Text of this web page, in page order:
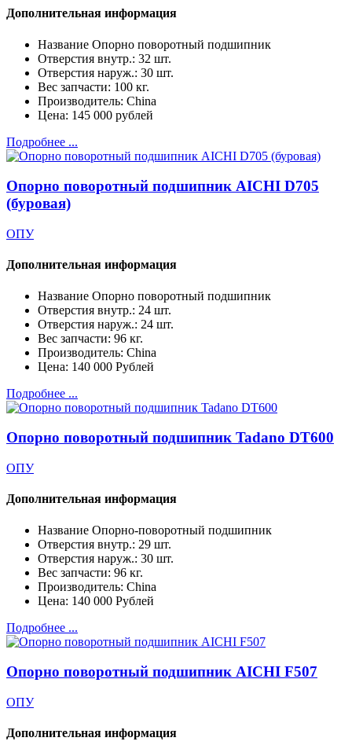
Дополнительная информация
Название Опорно поворотный подшипник
Отверстия внутр.: 32 шт.
Отверстия наруж.: 30 шт.
Вес запчасти: 100 кг.
Производитель: China
Цена: 145 000 рублей
Подробнее ...
Опорно поворотный подшипник AICHI D705
(буровая)
ОПУ
Дополнительная информация
Название Опорно поворотный подшипник
Отверстия внутр.: 24 шт.
Отверстия наруж.: 24 шт.
Вес запчасти: 96 кг.
Производитель: China
Цена: 140 000 Рублей
Подробнее ...
Опорно поворотный подшипник Tadano DT600
ОПУ
Дополнительная информация
Название Опорно-поворотный подшипник
Отверстия внутр.: 29 шт.
Отверстия наруж.: 30 шт.
Вес запчасти: 96 кг.
Производитель: China
Цена: 140 000 Рублей
Подробнее ...
Опорно поворотный подшипник AICHI F507
ОПУ
Дополнительная информация